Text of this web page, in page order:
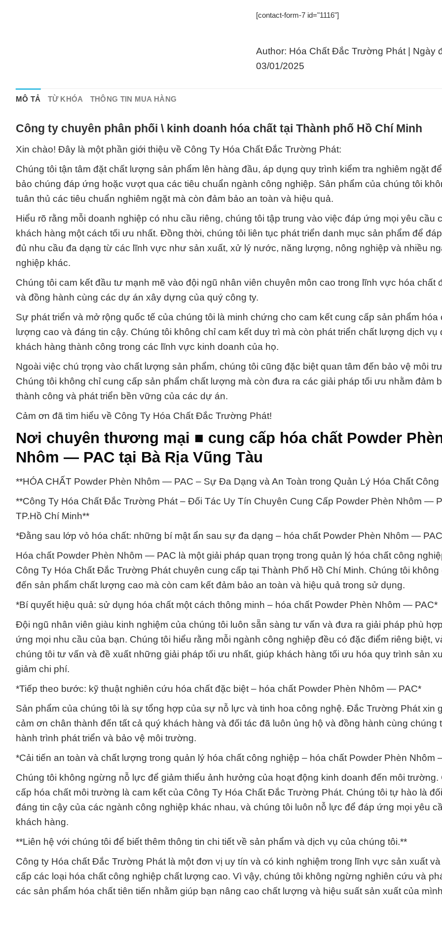
[contact-form-7 id="1116"]
Author: Hóa Chất Đắc Trường Phát | Ngày
03/01/2025
MÔ TẢ TỪ KHÓA THÔNG TIN MUA HÀNG
Công ty chuyên phân phối \ kinh doanh hóa chất tại Thành phố Hồ Chí Minh
Xin chào! Đây là một phần giới thiệu về Công Ty Hóa Chất Đắc Trường Phát:
Chúng tôi tận tâm đặt chất lượng sản phẩm lên hàng đầu, áp dụng quy trình kiểm tra nghiêm ngặt
bảo chúng đáp ứng hoặc vượt qua các tiêu chuẩn ngành công nghiệp. Sản phẩm của chúng tôi
tuân thủ các tiêu chuẩn nghiêm ngặt mà còn đảm bảo an toàn và hiệu quả.
Hiểu rõ rằng mỗi doanh nghiệp có nhu cầu riêng, chúng tôi tập trung vào việc đáp ứng mọi yêu cầu
khách hàng một cách tối ưu nhất. Đồng thời, chúng tôi liên tục phát triển danh mục sản phẩm để
đủ nhu cầu đa dạng từ các lĩnh vực như sản xuất, xử lý nước, năng lượng, nông nghiệp và nhiều
nghiệp khác.
Chúng tôi cam kết đầu tư mạnh mẽ vào đội ngũ nhân viên chuyên môn cao trong lĩnh vực hóa chất
và đồng hành cùng các dự án xây dựng của quý công ty.
Sự phát triển và mở rộng quốc tế của chúng tôi là minh chứng cho cam kết cung cấp sản phẩm hóa
lượng cao và đáng tin cậy. Chúng tôi không chỉ cam kết duy trì mà còn phát triển chất lượng dịch vụ
khách hàng thành công trong các lĩnh vực kinh doanh của họ.
Ngoài việc chú trọng vào chất lượng sản phẩm, chúng tôi cũng đặc biệt quan tâm đến bảo vệ môi
Chúng tôi không chỉ cung cấp sản phẩm chất lượng mà còn đưa ra các giải pháp tối ưu nhằm đảm
thành công và phát triển bền vững của các dự án.
Cảm ơn đã tìm hiểu về Công Ty Hóa Chất Đắc Trường Phát!
Nơi chuyên thương mại ■ cung cấp hóa chất Powder
Nhôm — PAC tại Bà Rịa Vũng Tàu
**HÓA CHẤT Powder Phèn Nhôm — PAC – Sự Đa Dạng và An Toàn trong Quản Lý Hóa Chất Công
**Công Ty Hóa Chất Đắc Trường Phát – Đối Tác Uy Tín Chuyên Cung Cấp Powder Phèn Nhôm —
TP.Hồ Chí Minh**
*Đằng sau lớp vỏ hóa chất: những bí mật ẩn sau sự đa dạng – hóa chất Powder Phèn Nhôm —
Hóa chất Powder Phèn Nhôm — PAC là một giải pháp quan trọng trong quản lý hóa chất công
Công Ty Hóa Chất Đắc Trường Phát chuyên cung cấp tại Thành Phố Hồ Chí Minh. Chúng tôi không
đến sản phẩm chất lượng cao mà còn cam kết đảm bảo an toàn và hiệu quả trong sử dụng.
*Bí quyết hiệu quả: sử dụng hóa chất một cách thông minh – hóa chất Powder Phèn Nhôm — PAC*
Đội ngũ nhân viên giàu kinh nghiệm của chúng tôi luôn sẵn sàng tư vấn và đưa ra giải pháp phù
ứng mọi nhu cầu của bạn. Chúng tôi hiểu rằng mỗi ngành công nghiệp đều có đặc điểm riêng biệt,
chúng tôi tư vấn và đề xuất những giải pháp tối ưu nhất, giúp khách hàng tối ưu hóa quy trình sản
giảm chi phí.
*Tiếp theo bước: kỹ thuật nghiên cứu hóa chất đặc biệt – hóa chất Powder Phèn Nhôm — PAC*
Sản phẩm của chúng tôi là sự tổng hợp của sự nỗ lực và tinh hoa công nghệ. Đắc Trường Phát xin
cảm ơn chân thành đến tất cả quý khách hàng và đối tác đã luôn ủng hộ và đồng hành cùng chúng
hành trình phát triển và bảo vệ môi trường.
*Cải tiến an toàn và chất lượng trong quản lý hóa chất công nghiệp – hóa chất Powder Phèn Nhôm
Chúng tôi không ngừng nỗ lực để giảm thiểu ảnh hưởng của hoạt động kinh doanh đến môi trường.
cấp hóa chất môi trường là cam kết của Công Ty Hóa Chất Đắc Trường Phát. Chúng tôi tự hào là
đáng tin cậy của các ngành công nghiệp khác nhau, và chúng tôi luôn nỗ lực để đáp ứng mọi yêu
khách hàng.
**Liên hệ với chúng tôi để biết thêm thông tin chi tiết về sản phẩm và dịch vụ của chúng tôi.**
Công ty Hóa chất Đắc Trường Phát là một đơn vị uy tín và có kinh nghiệm trong lĩnh vực sản xuất
cấp các loại hóa chất công nghiệp chất lượng cao. Vì vậy, chúng tôi không ngừng nghiên cứu và
các sản phẩm hóa chất tiên tiến nhằm giúp bạn nâng cao chất lượng và hiệu suất sản xuất của